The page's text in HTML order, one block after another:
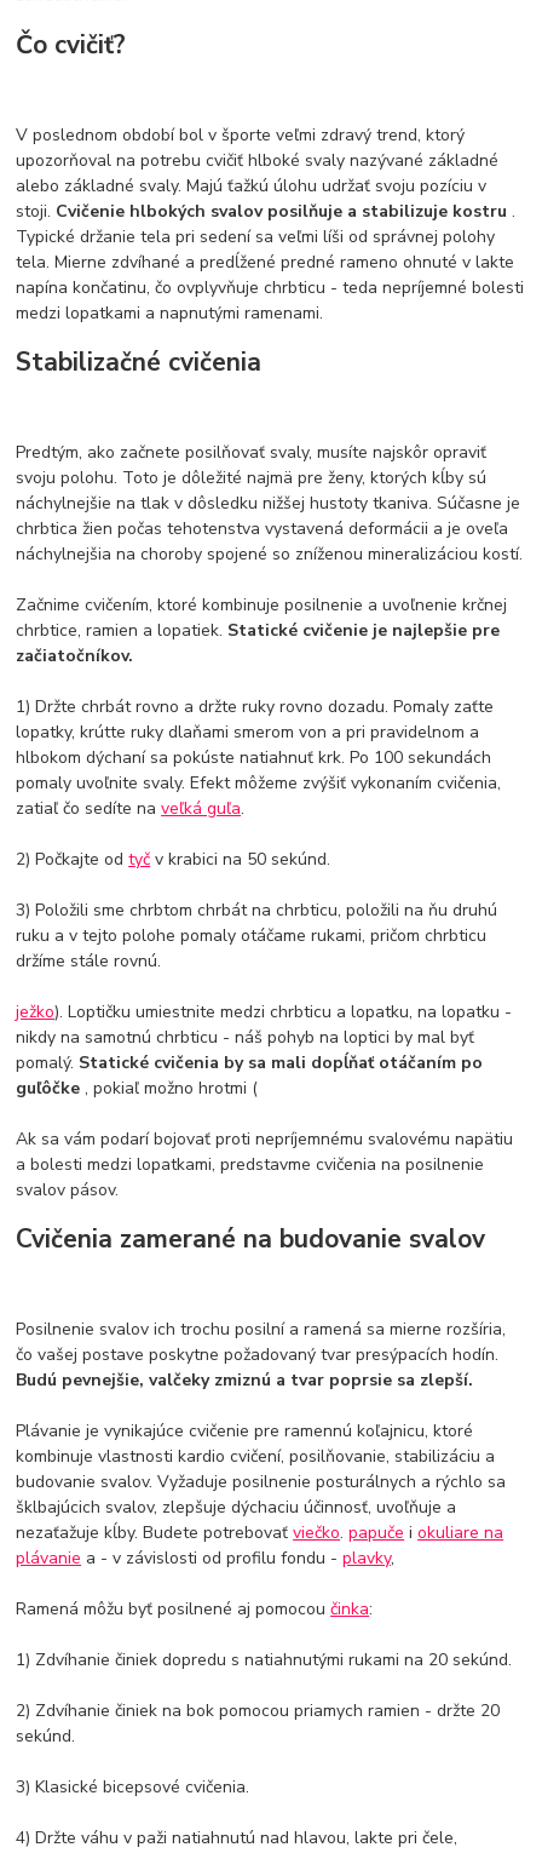
Čo cvičiť?
V poslednom období bol v športe veľmi zdravý trend, ktorý
upozorňoval na potrebu cvičiť hlboké svaly nazývané základné
alebo základné svaly. Majú ťažkú úlohu udržať svoju pozíciu v
stoji. Cvičenie hlbokých svalov posilňuje a stabilizuje kostru.
Typické držanie tela pri sedení sa veľmi líši od správnej polohy
tela. Mierne zdvíhané a predĺžené predné rameno ohnuté v lakte
napína končatinu, čo ovplyvňuje chrbticu - teda nepríjemné bolesti
medzi lopatkami a napnutými ramenami.
Stabilizačné cvičenia
Predtým, ako začnete posilňovať svaly, musíte najskôr opraviť
svoju polohu. Toto je dôležité najmä pre ženy, ktorých kĺby sú
náchylnejšie na tlak v dôsledku nižšej hustoty tkaniva. Súčasne je
chrbtica žien počas tehotenstva vystavená deformácii a je oveľa
náchylnejšia na choroby spojené so zníženou mineralizáciou kostí.
Začnime cvičením, ktoré kombinuje posilnenie a uvoľnenie krčnej
chrbtice, ramien a lopatiek. Statické cvičenie je najlepšie pre
začiatočníkov.
1) Držte chrbát rovno a držte ruky rovno dozadu. Pomaly zaťte
lopatky, krútte ruky dlaňami smerom von a pri pravidelnom a
hlbokom dýchaní sa pokúste natiahnuť krk. Po 100 sekundách
pomaly uvoľnite svaly. Efekt môžeme zvýšiť vykonaním cvičenia,
zatiaľ čo sedíte naveľká guľa.
2) Počkajte odtyč v krabici na 50 sekúnd.
3) Položili sme chrbtom chrbát na chrbticu, položili na ňu druhú
ruku a v tejto polohe pomaly otáčame rukami, pričom chrbticu
držíme stále rovnú.
ježko). Loptičku umiestnite medzi chrbticu a lopatku, na lopatku -
nikdy na samotnú chrbticu - náš pohyb na loptici by mal byť
pomalý. Statické cvičenia by sa mali dopĺňať otáčaním po
guľôčke, pokiaľ možno hrotmi (
Ak sa vám podarí bojovať proti nepríjemnému svalovému napätiu
a bolesti medzi lopatkami, predstavme cvičenia na posilnenie
svalov pásov.
Cvičenia zamerané na budovanie svalov
Posilnenie svalov ich trochu posilní a ramená sa mierne rozšíria,
čo vašej postave poskytne požadovaný tvar presýpacích hodín.
Budú pevnejšie, valčeky zmiznú a tvar poprsie sa zlepší.
Plávanie je vynikajúce cvičenie pre ramennú koľajnicu, ktoré
kombinuje vlastnosti kardio cvičení, posilňovanie, stabilizáciu a
budovanie svalov. Vyžaduje posilnenie posturálnych a rýchlo sa
šklbajúcich svalov, zlepšuje dýchaciu účinnosť, uvoľňuje a
nezaťažuje kĺby. Budete potrebovaťviečko.papuče iokuliare na
plávanie a - v závislosti od profilu fondu -plavky,
Ramená môžu byť posilnené aj pomocoučinka:
1) Zdvíhanie činiek dopredu s natiahnutými rukami na 20 sekúnd.
2) Zdvíhanie činiek na bok pomocou priamych ramien - držte 20
sekúnd.
3) Klasické bicepsové cvičenia.
4) Držte váhu v paži natiahnutú nad hlavou, lakte pri čele,